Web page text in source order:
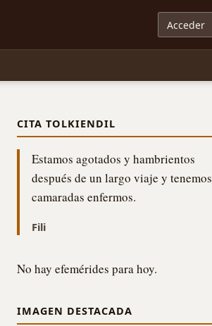
Acceder
CITA TOLKIENDIL
Estamos agotados y hambrientos
después de un largo viaje y tenemos
camaradas enfermos.
Fili
No hay efemérides para hoy.
IMAGEN DESTACADA